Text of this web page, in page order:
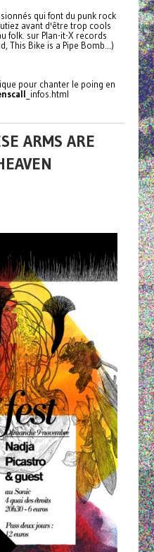
qui font du punk rock
avant d'être trop cools
folk. sur Plan-it-X records
This Bike is a Pipe Bomb...)
pour chanter le poing en
l _infos.html
ARMS ARE